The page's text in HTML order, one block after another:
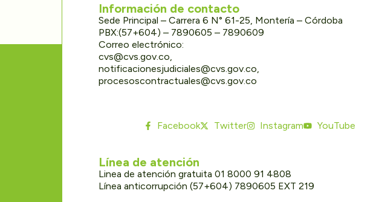
Información de contacto
Sede Principal – Carrera 6 N° 61-25, Montería – Córdoba
PBX:(57+604) – 7890605 – 7890609
Correo electrónico:
cvs@cvs.gov.co,
notificacionesjudiciales@cvs.gov.co,
procesoscontractuales@cvs.gov.co
Facebook Twitter Instagram YouTube
Línea de atención
Linea de atención gratuita 01 8000 91 4808
Línea anticorrupción (57+604) 7890605 EXT 219